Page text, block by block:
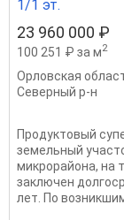
1/1 эт.
23 960 000 ₽
100 251 ₽ за м2
Орловская
Северный р-н
Продуктовый
земельный
микрорайона, на
заключен
лет. По